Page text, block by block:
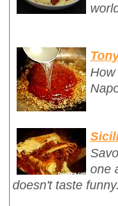
one
doesn't taste funny.